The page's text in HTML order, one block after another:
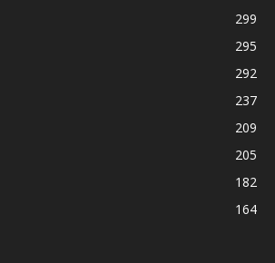
299
295
292
237
209
205
182
164